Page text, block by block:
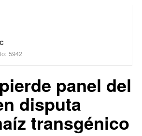
5942
panel del
disputa
transgénico